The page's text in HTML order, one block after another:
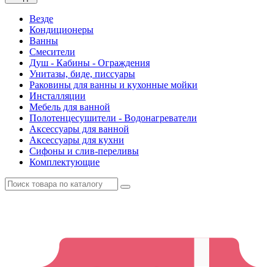
Везде
Кондиционеры
Ванны
Смесители
Душ - Кабины - Ограждения
Унитазы, биде, писсуары
Раковины для ванны и кухонные мойки
Инсталляции
Мебель для ванной
Полотенцесушители - Водонагреватели
Аксессуары для ванной
Аксессуары для кухни
Сифоны и слив-переливы
Комплектующие